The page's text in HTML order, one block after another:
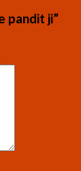
pandit ji”